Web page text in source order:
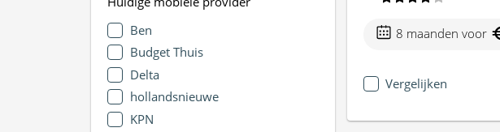
Ben
Budget Thuis
Delta
hollandsnieuwe
KPN
8 maanden voor
Vergelijken